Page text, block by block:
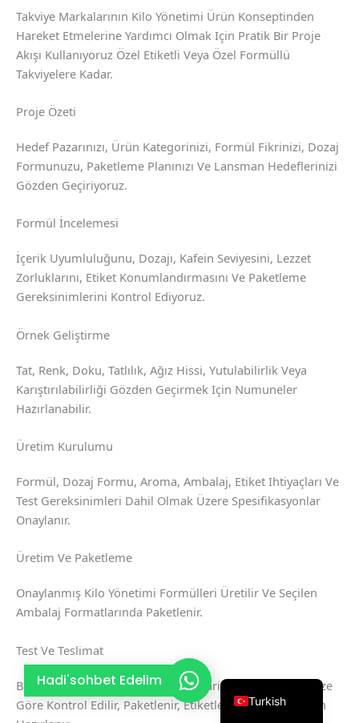
Takviye Markalarının Kilo Yönetimi Ürün Konseptinden
Hareket Etmelerine Yardımcı Olmak Için Pratik Bir Proje
Akışı Kullanıyoruz Özel Etiketli Veya Özel Formüllü
Takviyelere Kadar.
Proje Özeti
Hedef Pazarınızı, Ürün Kategorinizi, Formül Fikrinizi, Dozaj
Formunuzu, Paketleme Planınızı Ve Lansman Hedeflerinizi
Gözden Geçiriyoruz.
Formül İncelemesi
İçerik Uyumluluğunu, Dozajı, Kafein Seviyesini, Lezzet
Zorluklarını, Etiket Konumlandırmasını Ve Paketleme
Gereksinimlerini Kontrol Ediyoruz.
Örnek Geliştirme
Tat, Renk, Doku, Tatlılık, Ağız Hissi, Yutulabilirlik Veya
Karıştırılabilirliği Gözden Geçirmek Için Numuneler
Hazırlanabilir.
Üretim Kurulumu
Formül, Dozaj Formu, Aroma, Ambalaj, Etiket Ihtiyaçları Ve
Test Gereksinimleri Dahil Olmak Üzere Spesifikasyonlar
Onaylanır.
Üretim Ve Paketleme
Onaylanmış Kilo Yönetimi Formülleri Üretilir Ve Seçilen
Ambalaj Formatlarında Paketlenir.
Test Ve Teslimat
Bitmiş Kilo Yönetimi Takviyeleri Sipariş Gereksinimlerinize
Göre Kontrol Edilir, Paketlenir, Etiketlenir Ve Sevkiyat Için
Hadi'sohbet Edelim
Turkish
Korean
Vietnamese
French